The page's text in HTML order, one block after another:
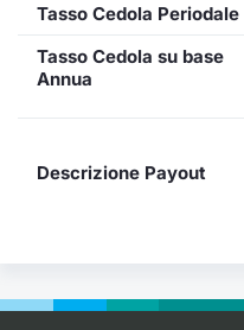
Tasso Cedola Periodale
Tasso Cedola su base
Annua
Descrizione Payout